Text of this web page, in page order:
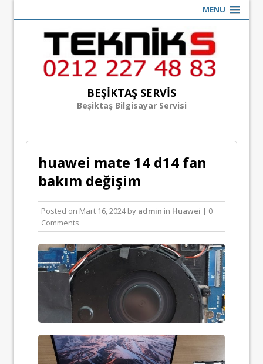
MENU
BEŞIKTAŞ SERVIS
Beşiktaş Bilgisayar Servisi
huawei mate 14 d14 fan
bakım değişim
Posted on Mart 16, 2024by admin in Huawei | 0
Comments